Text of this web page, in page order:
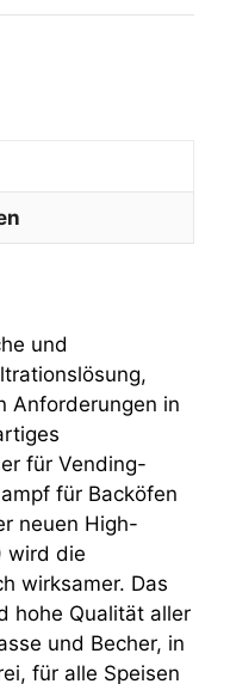
und
Anforderungen in
für Vending-
für Backöfen
neuen High-
wird die
wirksamer. Das
hohe Qualität aller
und Becher, in
für alle Speisen